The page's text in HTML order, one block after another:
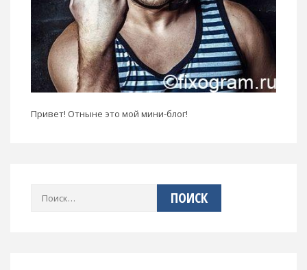
Привет! Отныне это мой мини-блог!
Найти: